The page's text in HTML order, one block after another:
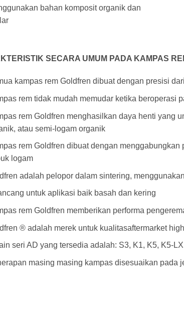
bahan komposit organik dan
SECARA UMUM PADA KAMPAS
kampas rem Goldfren dibuat dengan presisi
rem tidak mudah memudar ketika beroperasi
rem Goldfren menghasilkan daya henti yang
atau semi-logam organik
rem Goldfren dibuat dengan
logam
adalah pelopor dalam sintering,
untuk aplikasi baik basah dan kering
rem Goldfren memberikan performa
® adalah merek untuk kualitasaftermarket
seri AD yang tersedia adalah: S3, K1, K5, K5-
masing masing kampas disesuaikan pada